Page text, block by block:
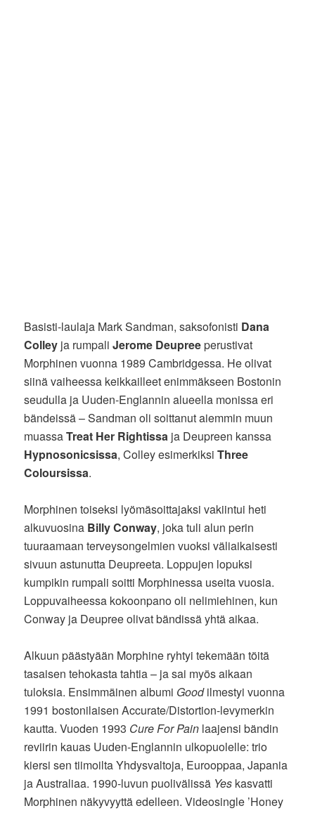
Basisti-laulaja Mark Sandman, saksofonisti Dana
Colley ja rumpaliJerome Deupreeperustivat
Morphinen vuonna 1989 Cambridgessa. He olivat
siinä vaiheessa keikkailleet enimmäkseen Bostonin
seudulla ja Uuden-Englannin alueella monissa eri
bändeissä – Sandman oli soittanut aiemmin muun
muassaTreat Her Rightissa ja Deupreen kanssa
Hypnosonicsissa, Colley esimerkiksiThree
Coloursissa.
Morphinen toiseksi lyömäsoittajaksi vakiintui heti
alkuvuosina Billy Conway, joka tuli alun perin
tuuraamaan terveysongelmien vuoksi väliaikaisesti
sivuun astunutta Deupreeta. Loppujen lopuksi
kumpikin rumpali soitti Morphinessa useita vuosia.
Loppuvaiheessa kokoonpano oli nelimiehinen, kun
Conway ja Deupree olivat bändissä yhtä aikaa.
Alkuun päästyään Morphine ryhtyi tekemään töitä
tasaisen tehokasta tahtia – ja sai myös aikaan
tuloksia. Ensimmäinen albumi Goodilmestyi vuonna
1991 bostonilaisen Accurate/Distortion-levymerkin
kautta. Vuoden 1993 Cure For Pain laajensi bändin
reviirin kauas Uuden-Englannin ulkopuolelle: trio
kiersi sen tiimoilta Yhdysvaltoja, Eurooppaa, Japania
ja Australiaa. 1990-luvun puolivälissä Yes kasvatti
Morphinen näkyvyyttä edelleen. Videosingle ’Honey